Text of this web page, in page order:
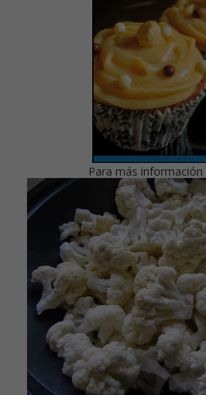
Para más información